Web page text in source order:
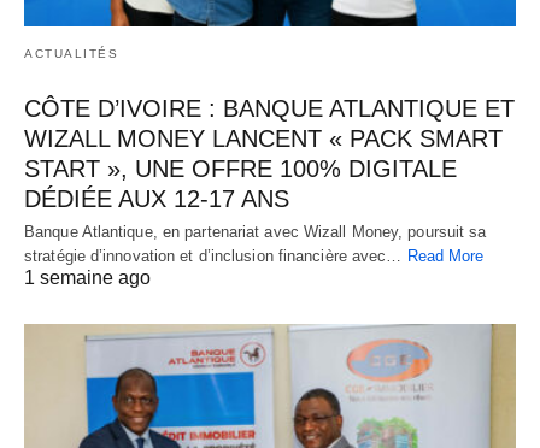
ACTUALITÉS
CÔTE D’IVOIRE : BANQUE ATLANTIQUE ET
WIZALL MONEY LANCENT « PACK SMART
START », UNE OFFRE 100% DIGITALE
DÉDIÉE AUX 12-17 ANS
Banque Atlantique, en partenariat avec Wizall Money, poursuit sa
stratégie d’innovation et d’inclusion financière avec…
Read More
1 semaine ago